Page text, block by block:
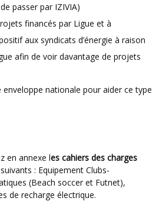
passer par IZIVIA)
financés par Ligue et à
aux syndicats d’énergie à raison
afin de voir davantage de projets
enveloppe nationale pour aider ce type
en annexe les cahiers des charges
: Equipement Clubs-
(Beach soccer et Futnet),
de recharge électrique.